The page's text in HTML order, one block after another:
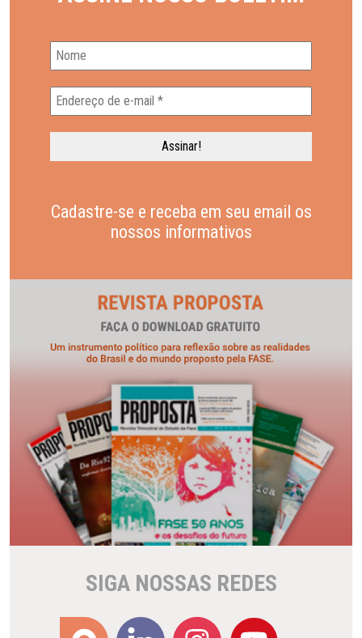
Cadastre-se e receba em seu email os
nossos informativos
SIGA NOSSAS REDES